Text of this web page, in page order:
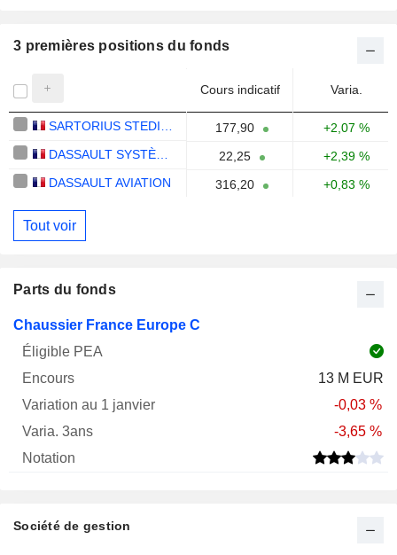
3 premières positions du fonds
Cours indicatif Varia.
177,90
+2,07 %
22,25
+2,39 %
DASSAULT AVIATION
316,20 +0,83 %
Tout voir
Parts du fonds
Nom PEA Encours
Varia.
Chaussier France Europe C
13 M EUR
-0,03 %
-3,65 %
Société de gestion